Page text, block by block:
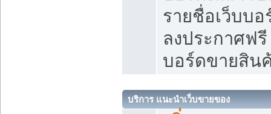
รายชื่อเว็บบ
ลงประกาศฟรี
บอร์ดขายสิน
บริการ แนะนำเว็บขายของ